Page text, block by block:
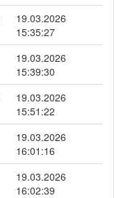
19.03.2026
15:35:27
19.03.2026
15:39:30
19.03.2026
15:51:22
19.03.2026
16:01:16
19.03.2026
16:02:39